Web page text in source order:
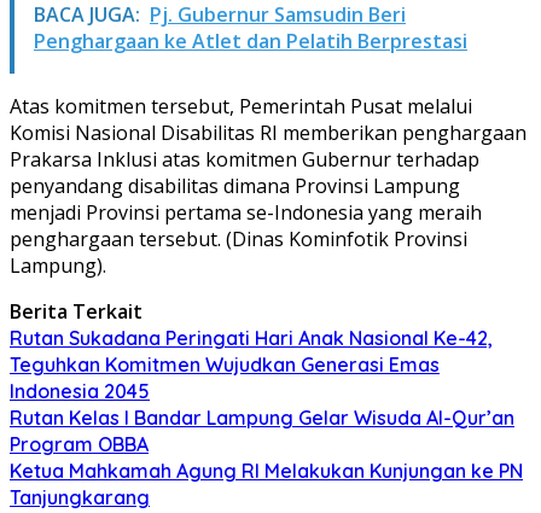
BACA JUGA: Pj. Gubernur Samsudin Beri
Penghargaan ke Atlet dan Pelatih Berprestasi
Atas komitmen tersebut, Pemerintah Pusat melalui
Komisi Nasional Disabilitas RI memberikan penghargaan
Prakarsa Inklusi atas komitmen Gubernur terhadap
penyandang disabilitas dimana Provinsi Lampung
menjadi Provinsi pertama se-Indonesia yang meraih
penghargaan tersebut. (Dinas Kominfotik Provinsi
Lampung).
Berita Terkait
Rutan Sukadana Peringati Hari Anak Nasional Ke-42,
Teguhkan Komitmen Wujudkan Generasi Emas
Indonesia 2045
Rutan Kelas I Bandar Lampung Gelar Wisuda Al-Qur’an
Program OBBA
Ketua Mahkamah Agung RI Melakukan Kunjungan ke PN
Tanjungkarang